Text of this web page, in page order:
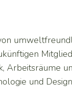
und